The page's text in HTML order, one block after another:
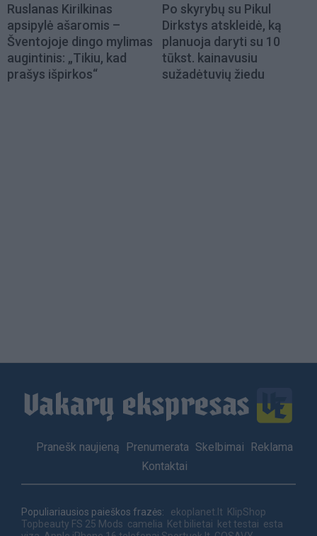
Ruslanas Kirilkinas
apsipylė ašaromis –
Šventojoje dingo mylimas
augintinis: „Tikiu, kad
prašys išpirkos“
Po skyrybų su Pikul
Dirkstys atskleidė, ką
planuoja daryti su 10
tūkst. kainavusiu
sužadėtuvių žiedu
Footer
Pranešk naujieną Prenumerata Skelbimai
Reklama
Kontaktai
Populiariausios paieškos frazės: ekoplanet.lt KlipShop
Topbeauty FS 25 Mods camelia Ket bilietai ket testai esta